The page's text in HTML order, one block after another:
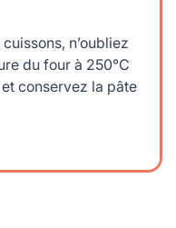
n’oubliez
du four à 250°C
conservez la pâte